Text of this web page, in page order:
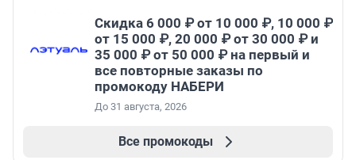
Скидка 6 000 ₽ от 10 000 ₽, 10 000 ₽
от 15 000 ₽, 20 000 ₽ от 30 000 ₽ и
35 000 ₽ от 50 000 ₽ на первый и
все повторные заказы по
промокоду НАБЕРИ
До 31 августа, 2026
Все промокоды